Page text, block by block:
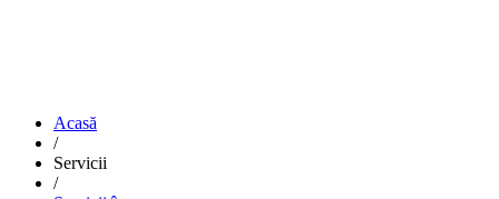
Acasă
/
Servicii
/